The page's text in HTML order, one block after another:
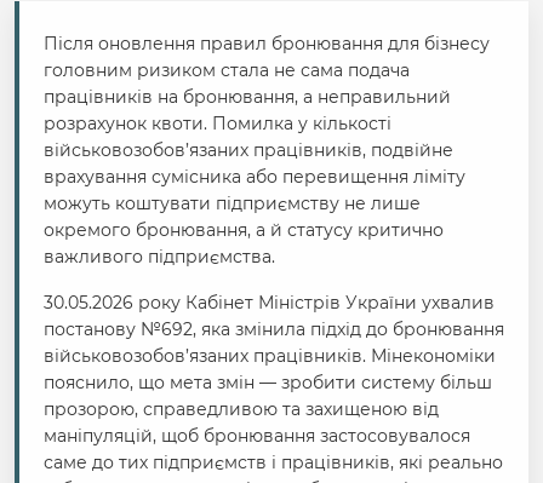
Після оновлення правил бронювання для бізнесу
головним ризиком стала не сама подача
працівників на бронювання, а неправильний
розрахунок квоти. Помилка у кількості
військовозобов’язаних працівників, подвійне
врахування сумісника або перевищення ліміту
можуть коштувати підприємству не лише
окремого бронювання, а й статусу критично
важливого підприємства.
30.05.2026 року Кабінет Міністрів України ухвалив
постанову №692, яка змінила підхід до бронювання
військовозобов’язаних працівників. Мінекономіки
пояснило, що мета змін — зробити систему більш
прозорою, справедливою та захищеною від
маніпуляцій, щоб бронювання застосовувалося
саме до тих підприємств і працівників, які реально